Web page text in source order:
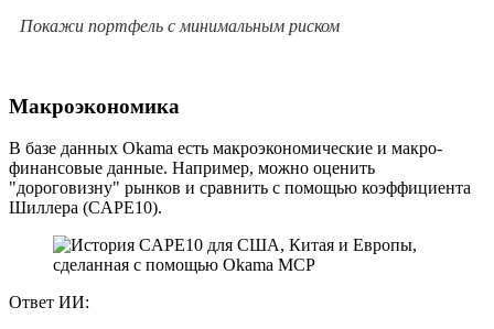
Покажи портфель с минимальным риском
Макроэкономика
В базе данных Okama есть макроэкономические и макро-
финансовые данные. Например, можно оценить
"дороговизну" рынков и сравнить с помощью коэффициента
Шиллера (CAPE10).
Ответ ИИ: